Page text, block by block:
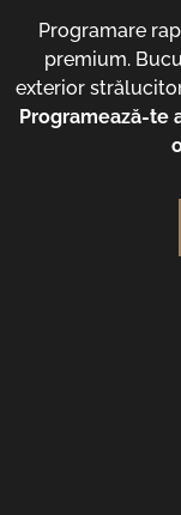
Programare
premium.
exterior
Programează-te